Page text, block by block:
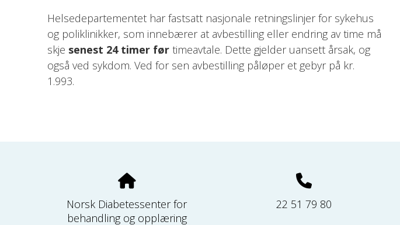
Helsedepartementet har fastsatt nasjonale retningslinjer for sykehus
og poliklinikker, som innebærer at avbestilling eller endring av time må
skje senest 24 timer førtimeavtale. Dette gjelder uansett årsak, og
også ved sykdom. Ved for sen avbestilling påløper et gebyr på kr.
1.993.
Norsk Diabetessenter for
behandling og opplæring
22 51 79 80